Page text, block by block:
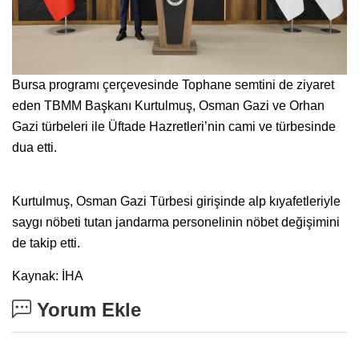
Bursa programı çerçevesinde Tophane semtini de ziyaret
eden TBMM Başkanı Kurtulmuş, Osman Gazi ve Orhan
Gazi türbeleri ile Üftade Hazretleri’nin cami ve türbesinde
dua etti.
Kurtulmuş, Osman Gazi Türbesi girişinde alp kıyafetleriyle
saygı nöbeti tutan jandarma personelinin nöbet değişimini
de takip etti.
Kaynak: İHA
Yorum Ekle